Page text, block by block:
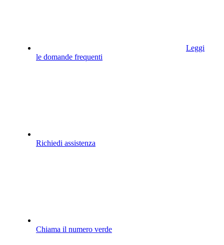
Leggi
le domande frequenti
Richiedi assistenza
Chiama il numero verde